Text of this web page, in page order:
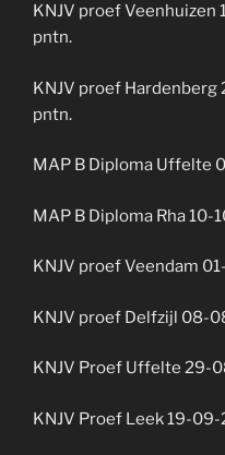
KNJV proef Veenhuizen
pntn.
KNJV proef
pntn.
MAP B Diploma Uffelte
MAP B Diploma Rha
KNJV proef Veendam
KNJV proef Delfzijl 08-
KNJV Proef Uffelte 29-
KNJV Proef Leek 19-